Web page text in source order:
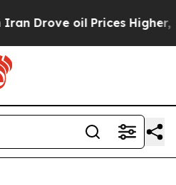
oil Prices Higher,